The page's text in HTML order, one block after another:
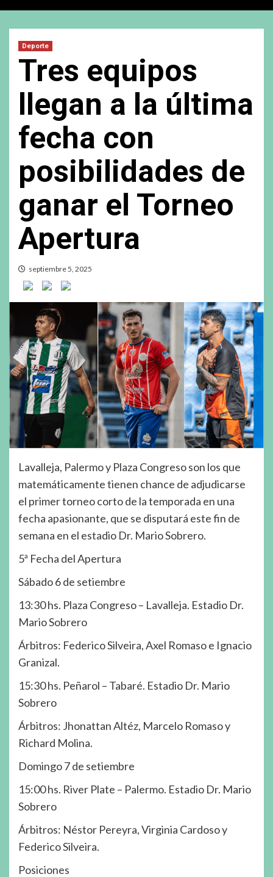
Deporte
Tres equipos
llegan a la última
fecha con
posibilidades de
ganar el Torneo
Apertura
septiembre 5, 2025
Lavalleja, Palermo y Plaza Congreso son los que
matemáticamente tienen chance de adjudicarse
el primer torneo corto de la temporada en una
fecha apasionante, que se disputará este fin de
semana en el estadio Dr. Mario Sobrero.
5ª Fecha del Apertura
Sábado 6 de setiembre
13:30 hs. Plaza Congreso – Lavalleja. Estadio Dr.
Mario Sobrero
Árbitros: Federico Silveira, Axel Romaso e Ignacio
Granizal.
15:30 hs. Peñarol – Tabaré. Estadio Dr. Mario
Sobrero
Árbitros: Jhonattan Altéz, Marcelo Romaso y
Richard Molina.
Domingo 7 de setiembre
15:00 hs. River Plate – Palermo. Estadio Dr. Mario
Sobrero
Árbitros: Néstor Pereyra, Virginia Cardoso y
Federico Silveira.
Posiciones